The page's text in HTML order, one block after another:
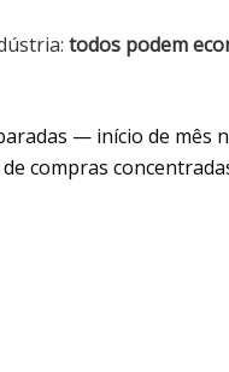
todos podem
— início de mês
compras